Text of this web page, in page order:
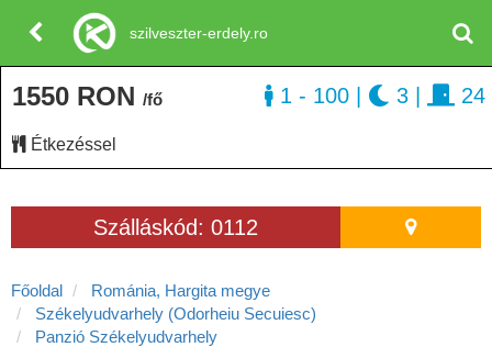
Szálláskód: 0112
Főoldal
Románia, Hargita megye
Székelyudvarhely (Odorheiu Secuiesc)
Panzió Székelyudvarhely
1550 RON /fő
Étkezéssel
1 - 100 3 24
szilveszter-erdely.ro